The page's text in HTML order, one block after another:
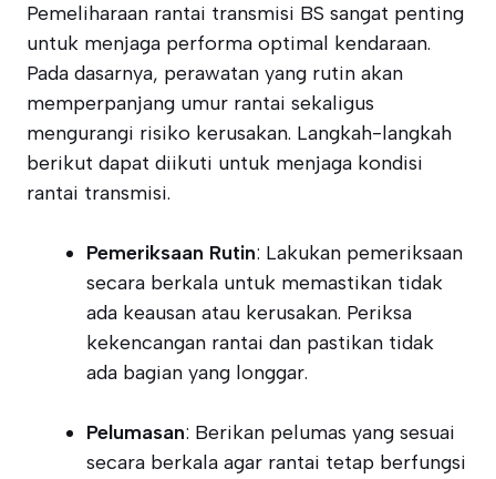
Pemeliharaan rantai transmisi BS sangat penting
untuk menjaga performa optimal kendaraan.
Pada dasarnya, perawatan yang rutin akan
memperpanjang umur rantai sekaligus
mengurangi risiko kerusakan. Langkah-langkah
berikut dapat diikuti untuk menjaga kondisi
rantai transmisi.
Pemeriksaan Rutin: Lakukan pemeriksaan
secara berkala untuk memastikan tidak
ada keausan atau kerusakan. Periksa
kekencangan rantai dan pastikan tidak
ada bagian yang longgar.
Pelumasan: Berikan pelumas yang sesuai
secara berkala agar rantai tetap berfungsi